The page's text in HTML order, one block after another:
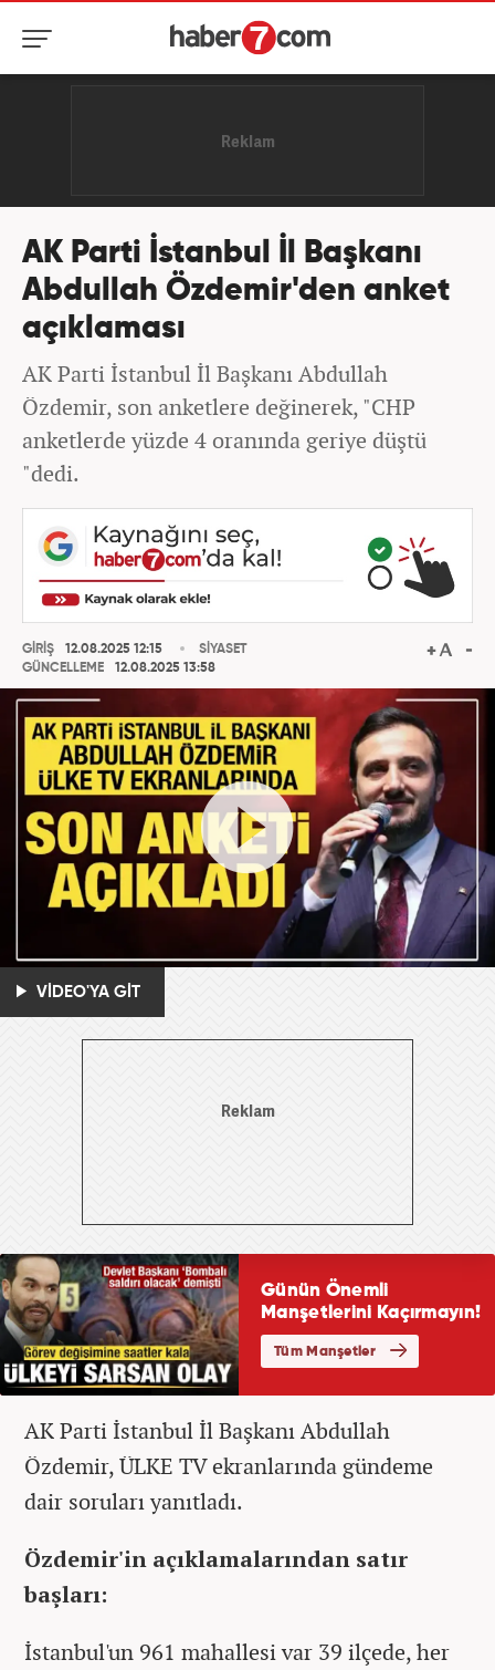
AK Parti İstanbul İl Başkanı
Abdullah Özdemir'den anket
açıklaması
AK Parti İstanbul İl Başkanı Abdullah
Özdemir, son anketlere değinerek, "CHP
anketlerde yüzde 4 oranında geriye düştü
"dedi.
GİRİŞ
12.08.2025 12:15
GÜNCELLEME
12.08.2025 13:58
SİYASET
VİDEO'YA GİT
AK Parti İstanbul İl Başkanı Abdullah
Özdemir, ÜLKE TV ekranlarında gündeme
dair soruları yanıtladı.
Özdemir'in açıklamalarından satır
başları:
İstanbul'un 961 mahallesi var 39 ilçede, her